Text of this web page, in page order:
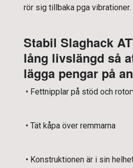
rör sig tillbaka pga vibrationer.
Stabil Slaghack
lång livslängd så
lägga pengar på
• Fettnipplar på stöd och
• Tät kåpa över remmarna
• Konstruktionen är i sin